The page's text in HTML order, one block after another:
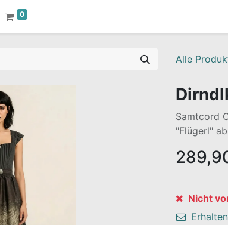
0
Alle
Samtcord
"Flügerl"
Nicht